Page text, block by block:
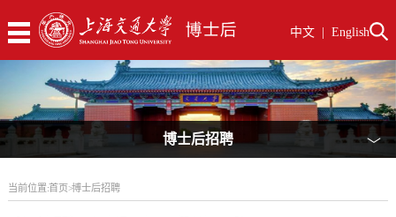
中文 English
博士后招聘 ﹀
当前位置:首页>博士后招聘